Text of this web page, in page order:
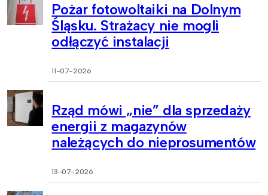
Pożar fotowoltaiki na Dolnym
Śląsku. Strażacy nie mogli
odłączyć instalacji
11-07-2026
Rząd mówi „nie” dla sprzedaży
energii z magazynów
należących do nieprosumentów
13-07-2026